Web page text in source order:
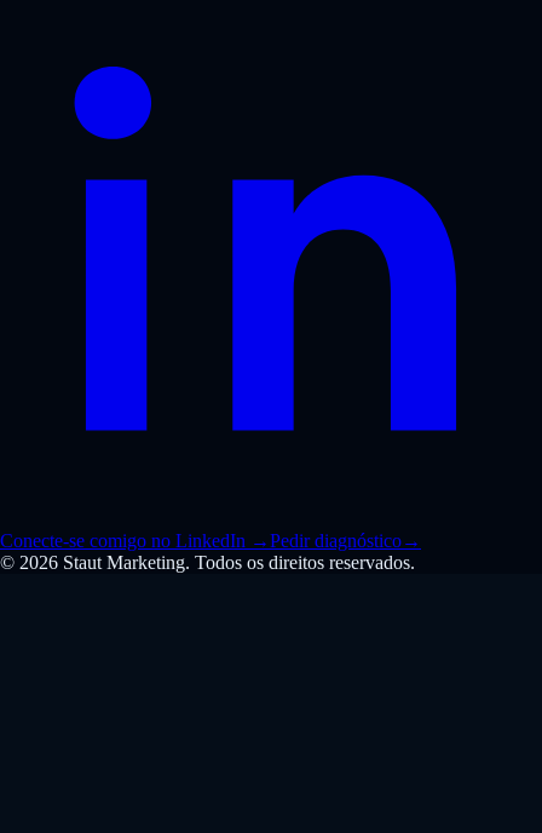
Conecte-se comigo no LinkedIn →Pedir diagnóstico→
© 2026 Staut Marketing. Todos os direitos reservados.